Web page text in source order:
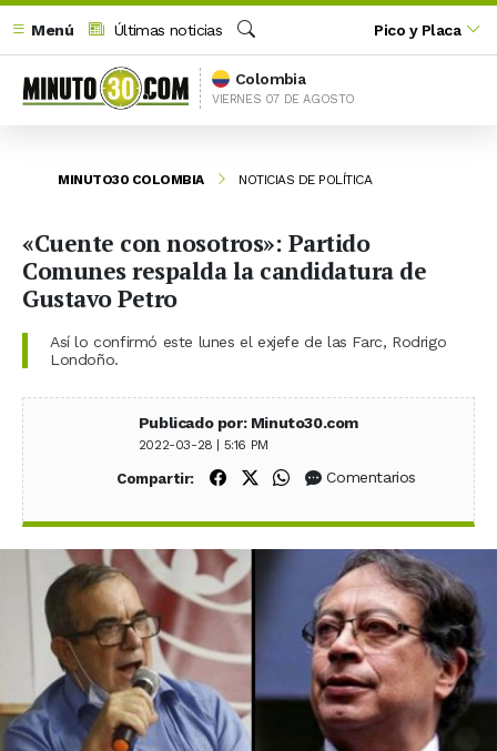
Menú
Últimas noticias
Buscar
Pico y Placa
Colombia
VIERNES 07 DE AGOSTO
MINUTO30 COLOMBIA NOTICIAS DE POLÍTICA
«Cuente con nosotros»: Partido
Comunes respalda la candidatura de
Gustavo Petro
Así lo confirmó este lunes el exjefe de las Farc, Rodrigo
Londoño.
Publicado por: Minuto30.com
2022-03-28 | 5:16 PM
Compartir: Compartir en Facebook
Compartir en X (Twitter)
Compartir en WhatsApp
Comentarios